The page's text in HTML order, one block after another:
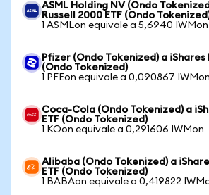
ASML Holding NV (Ondo
Russell 2000 ETF (Ondo
1 ASMLon equivale a 5,6940 IWMon
Pfizer (Ondo Tokenized) a iShares
(Ondo Tokenized)
1 PFEon equivale a 0,090867 IWMon
Coca-Cola (Ondo Tokenized) a
ETF (Ondo Tokenized)
1 KOon equivale a 0,291606 IWMon
Alibaba (Ondo Tokenized) a
ETF (Ondo Tokenized)
1 BABAon equivale a 0,419822